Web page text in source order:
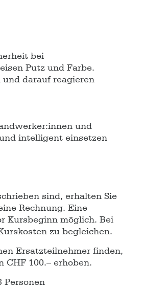
bei
Putz und Farbe.
und darauf reagieren
und
intelligent einsetzen
sind, erhalten Sie
Rechnung. Eine
Kursbeginn möglich. Bei
zu begleichen.
Ersatzteilnehmer finden,
100.– erhoben.
Personen